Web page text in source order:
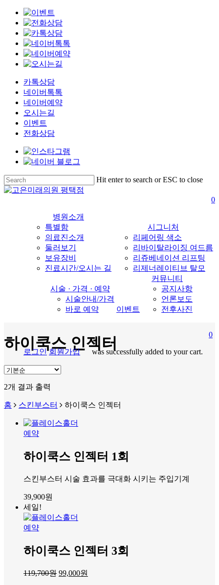
카톡상담
네이버톡톡
네이버예약
오시는길
이벤트
전화상담
Skip
to
main
Hit enter to search or ESC to close
Close
0
병원소개
특별함
의료진소개
둘러보기
보유장비
진료시간/오시는 길
시그니처
리페어링 색소
리바이탈라이징 여드름
리쥬베네이션 리프팅
리제너레이티브 탈모
시술 · 가격 · 예약
시술안내/가격
바로 예약
이벤트
커뮤니티
공지사항
언론보도
전후사진
로그인 회원가입
0
was successfully added to your cart.
하이쿡스 인젝터
2개 결과 출력
홈 스킨부스터 하이쿡스 인젝터
예약
하이쿡스 인젝터 1회
스킨부스터 시술 효과를 극대화 시키는 주입기계
39,900원
세일!
예약
하이쿡스 인젝터 3회
119,700원 99,000원